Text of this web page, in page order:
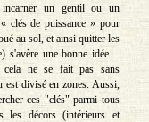
incarner un gentil ou un
clés de puissance » pour
au sol, et ainsi quitter les
s'avère une bonne idée…
ne se fait pas sans
divisé en zones. Aussi,
ces "clés" parmi tous
les décors (intérieurs et